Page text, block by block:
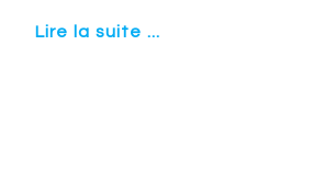
Lire la suite ...